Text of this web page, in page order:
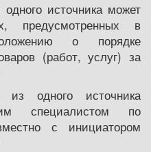
источника может
предусмотренных в
о порядке
(работ, услуг) за
из одного источника
специалистом по
с инициатором